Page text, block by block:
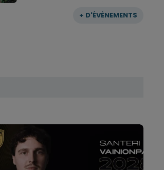
+ D'ÉVÈNEMENTS